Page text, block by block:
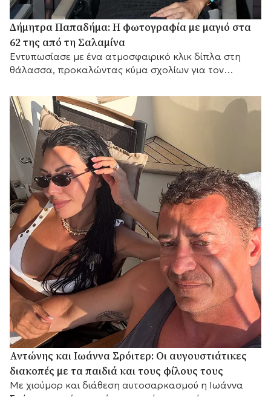
Δήμητρα Παπαδήμα: Η φωτογραφία με μαγιό στα
62 της από τη Σαλαμίνα
Εντυπωσίασε με ένα ατμοσφαιρικό κλικ δίπλα στη
θάλασσα, προκαλώντας κύμα σχολίων για τον
Αντώνης και Ιωάννα Σρόιτερ: Οι αυγουστιάτικες
διακοπές με τα παιδιά και τους φίλους τους
Με χιούμορ και διάθεση αυτοσαρκασμού η Ιωάννα